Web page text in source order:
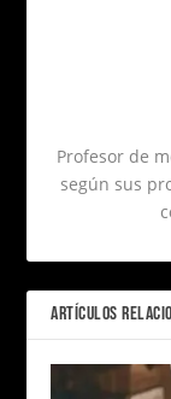
Profesor de
según sus
ARTÍCULOS